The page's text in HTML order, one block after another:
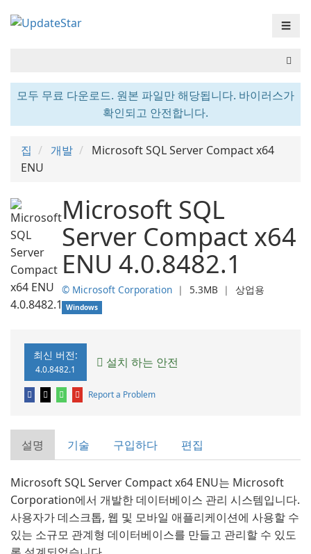
☰
모두 무료 다운로드. 원본 파일만 해당됩니다. 바이러스가
확인되고 안전합니다.
집 개발
Microsoft SQL Server Compact x64
ENU
Microsoft SQL
Server Compact x64
ENU 4.0.8482.1
© Microsoft Corporation ❘ 5.3MB ❘ 상업용
Windows
최신 버전:
4.0.8482.1 설치 하는 안전
Report a Problem
설명 기술 구입하다 편집
Microsoft SQL Server Compact x64 ENU는 Microsoft
Corporation에서 개발한 데이터베이스 관리 시스템입니다.
사용자가 데스크톱, 웹 및 모바일 애플리케이션에 사용할 수
있는 소규모 관계형 데이터베이스를 만들고 관리할 수 있도